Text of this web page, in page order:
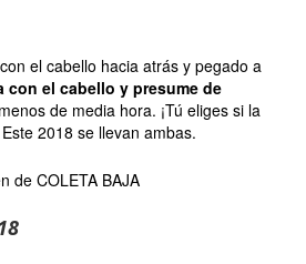
el cabello hacia atrás y pegado a
con el cabello y presume de
de media hora. ¡Tú eliges si la
2018 se llevan ambas.